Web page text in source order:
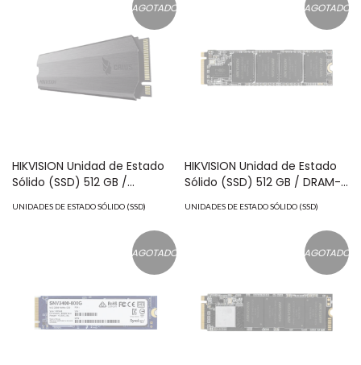
AGOTADO
HIKVISION Unidad de Estado
Sólido (SSD) 512 GB /
PERFORMANCE EXTREMO /
Hasta 3300 MB/s / M.2 NVMe
/ Para Gaming y PC Trabajo
Pesado MOD: HS-SSD-
UNIDADES DE ESTADO SÓLIDO (SSD)
AGOTADO
HIKVISION Unidad de Estado
Sólido (SSD) 512 GB / DRAM-
Less / PERFORMANCE
EXTREMO en Lectura y
Escritura/ Hasta 3476 MB/s /
M.2 NVMe / Para Gaming y
PC Trabajo Pesado MOD: HS-
UNIDADES DE ESTADO SÓLIDO (SSD)
AGOTADO AGOTADO